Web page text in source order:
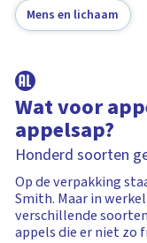
Mens en lichaam
Wat voor
appelsap?
Honderd soorten
Op de verpakking
Smith. Maar in
verschillende
appels die er niet zo